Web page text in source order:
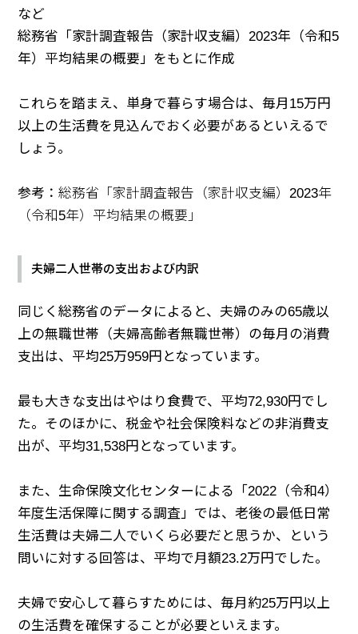
など
総務省「家計調査報告（家計収支編）2023年（令和5
年）平均結果の概要」をもとに作成
これらを踏まえ、単身で暮らす場合は、毎月15万円
以上の生活費を見込んでおく必要があるといえるで
しょう。
参考：総務省「家計調査報告（家計収支編）2023年
（令和5年）平均結果の概要」
夫婦二人世帯の支出および内訳
同じく総務省のデータによると、夫婦のみの65歳以
上の無職世帯（夫婦高齢者無職世帯）の毎月の消費
支出は、平均25万959円となっています。
最も大きな支出はやはり食費で、平均72,930円でし
た。そのほかに、税金や社会保険料などの非消費支
出が、平均31,538円となっています。
また、生命保険文化センターによる「2022（令和4）
年度生活保障に関する調査」では、老後の最低日常
生活費は夫婦二人でいくら必要だと思うか、という
問いに対する回答は、平均で月額23.2万円でした。
夫婦で安心して暮らすためには、毎月約25万円以上
の生活費を確保することが必要といえます。